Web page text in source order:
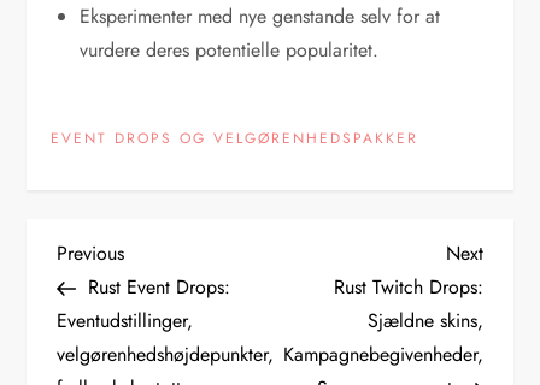
Eksperimenter med nye genstande selv for at
vurdere deres potentielle popularitet.
EVENT DROPS OG VELGØRENHEDSPAKKER
P
o
Previous
Post
Previous
Rust Event Drops:
Eventudstillinger,
velgørenhedshøjdepunkter,
Next
Post
Next
Rust Twitch Drops:
Sjældne skins,
Kampagnebegivenheder,